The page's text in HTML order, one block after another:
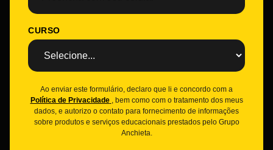
CURSO
Ao enviar este formulário, declaro que li e concordo com a
Política de Privacidade , bem como com o tratamento dos meus
dados, e autorizo o contato para fornecimento de informações
sobre produtos e serviços educacionais prestados pelo Grupo
Anchieta.